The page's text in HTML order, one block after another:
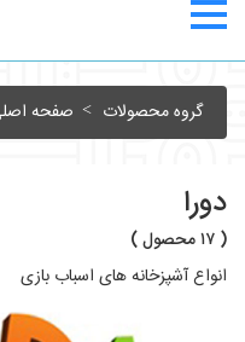
گروه محصولات صفحه
دورا
( ۱۷ محصول )
انواع آشپزخانه های اسباب بازی